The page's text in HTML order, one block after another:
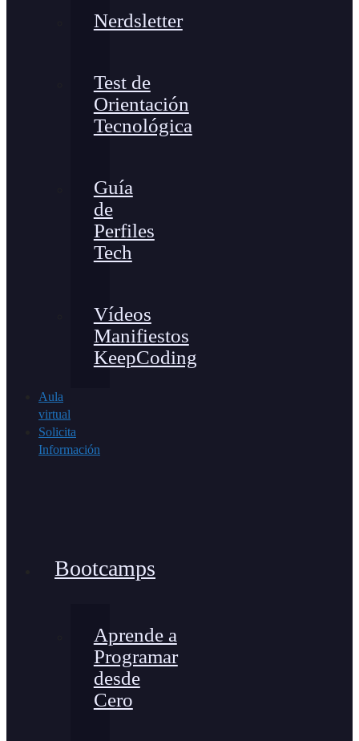
Nerdsletter
Test de
Orientación
Tecnológica
Guía
de
Perfiles
Tech
Vídeos
Manifiestos
KeepCoding
Aula
virtual
Solicita
Información
Bootcamps
Aprende a
Programar
desde
Cero